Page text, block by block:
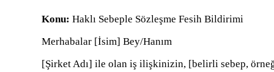
Konu: Haklı Sebeple Sözleşme Fesih Bildirimi
Merhabalar [İsim] Bey/Hanım
[Şirket Adı] ile olan iş ilişkinizin, [belirli sebep,